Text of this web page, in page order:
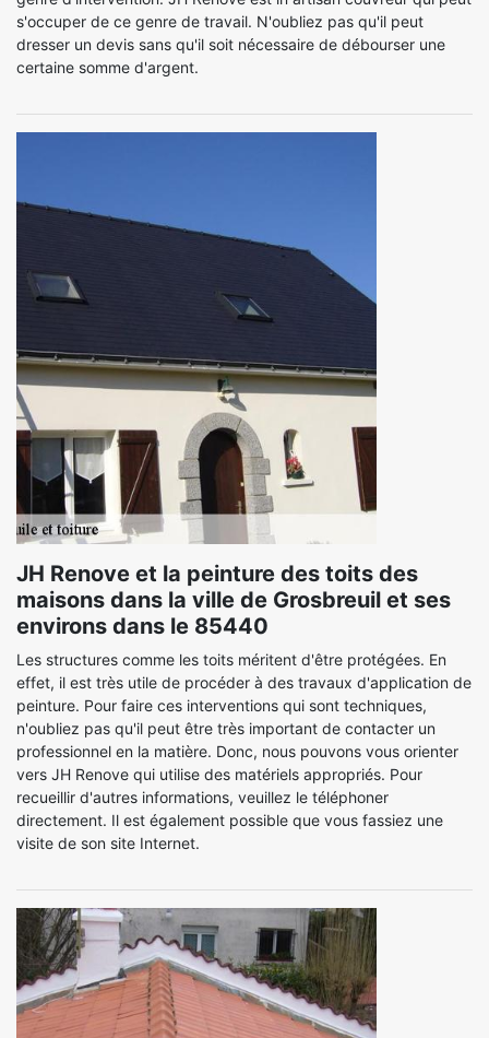
s'occuper de ce genre de travail. N'oubliez pas qu'il peut
dresser un devis sans qu'il soit nécessaire de débourser une
certaine somme d'argent.
JH Renove et la peinture des toits des
maisons dans la ville de Grosbreuil et ses
environs dans le 85440
Les structures comme les toits méritent d'être protégées. En
effet, il est très utile de procéder à des travaux d'application de
peinture. Pour faire ces interventions qui sont techniques,
n'oubliez pas qu'il peut être très important de contacter un
professionnel en la matière. Donc, nous pouvons vous orienter
vers JH Renove qui utilise des matériels appropriés. Pour
recueillir d'autres informations, veuillez le téléphoner
directement. Il est également possible que vous fassiez une
visite de son site Internet.